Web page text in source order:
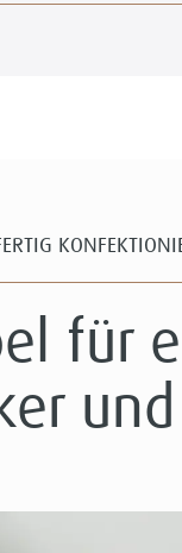
für